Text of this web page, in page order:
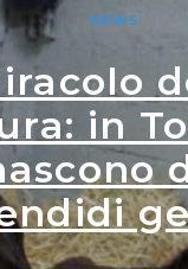
NEWS
in